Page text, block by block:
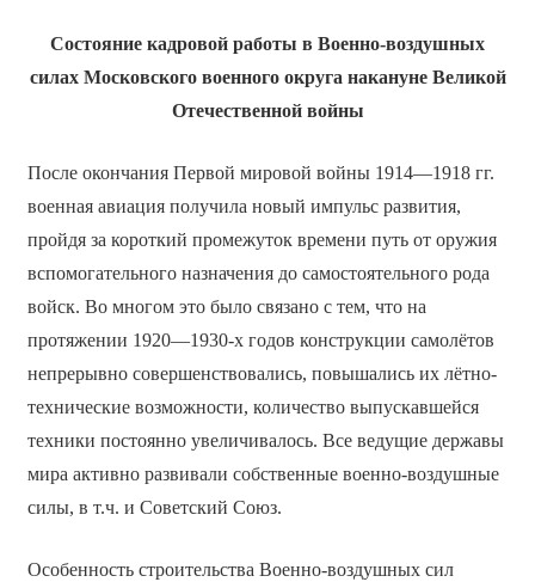
Состояние кадровой работы в Военно-воздушных
силах Московского военного округа накануне Великой
Отечественной войны
После окончания Первой мировой войны 1914—1918 гг.
военная авиация получила новый импульс развития,
пройдя за короткий промежуток времени путь от оружия
вспомогательного назначения до самостоятельного рода
войск. Во многом это было связано с тем, что на
протяжении 1920—1930-х годов конструкции самолётов
непрерывно совершенствовались, повышались их лётно-
технические возможности, количество выпускавшейся
техники постоянно увеличивалось. Все ведущие державы
мира активно развивали собственные военно-воздушные
силы, в т.ч. и Советский Союз.
Особенность строительства Военно-воздушных сил